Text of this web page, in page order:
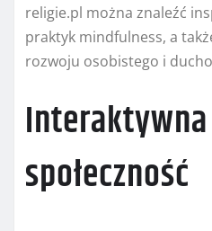
religie.pl można znaleźć
praktyk mindfulness, a
rozwoju osobistego i
Interaktywna
społeczność